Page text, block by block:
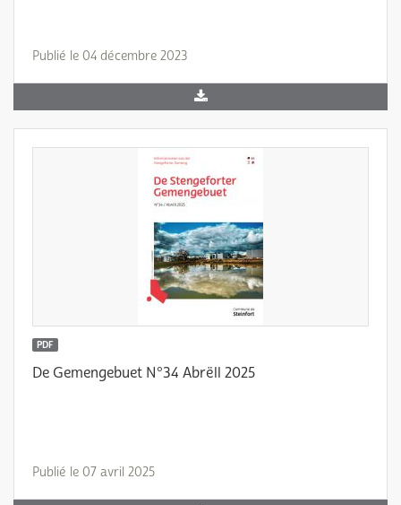
Publié le 04 décembre 2023
PDF
De Gemengebuet N°34 Abrëll 2025
Publié le 07 avril 2025